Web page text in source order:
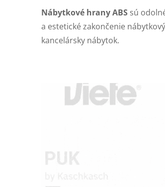
Nábytkové hrany ABS sú
a estetické zakončenie
kancelársky nábytok.